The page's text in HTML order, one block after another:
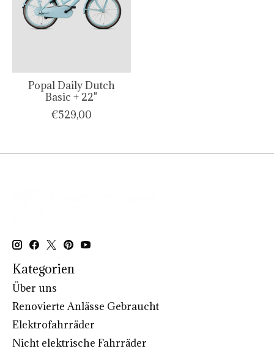
Popal Daily Dutch
Basic + 22"
€529,00
Kategorien
Über uns
Renovierte Anlässe Gebraucht
Elektrofahrräder
Nicht elektrische Fahrräder